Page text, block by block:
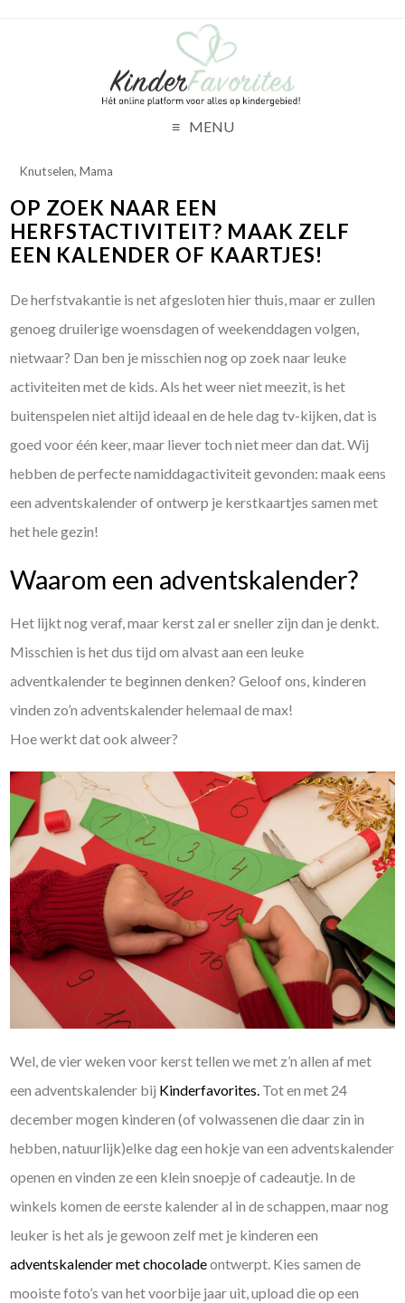
MENU
Knutselen,Mama
OP ZOEK NAAR EEN
HERFSTACTIVITEIT? MAAK ZELF
EEN KALENDER OF KAARTJES!
De herfstvakantie is net afgesloten hier thuis, maar er zullen
genoeg druilerige woensdagen of weekenddagen volgen,
nietwaar? Dan ben je misschien nog op zoek naar leuke
activiteiten met de kids. Als het weer niet meezit, is het
buitenspelen niet altijd ideaal en de hele dag tv-kijken, dat is
goed voor één keer, maar liever toch niet meer dan dat. Wij
hebben de perfecte namiddagactiviteit gevonden: maak eens
een adventskalender of ontwerp je kerstkaartjes samen met
het hele gezin!
Waarom een adventskalender?
Het lijkt nog veraf, maar kerst zal er sneller zijn dan je denkt.
Misschien is het dus tijd om alvast aan een leuke
adventkalender te beginnen denken? Geloof ons, kinderen
vinden zo’n adventskalender helemaal de max!
Hoe werkt dat ook alweer?
Wel, de vier weken voor kerst tellen we met z’n allen af met
een adventskalender bij Kinderfavorites. Tot en met 24
december mogen kinderen (of volwassenen die daar zin in
hebben, natuurlijk)elke dag een hokje van een adventskalender
openen en vinden ze een klein snoepje of cadeautje. In de
winkels komen de eerste kalender al in de schappen, maar nog
leuker is het als je gewoon zelf met je kinderen een
adventskalender met chocoladeontwerpt. Kies samen de
mooiste foto’s van het voorbije jaar uit, upload die op een